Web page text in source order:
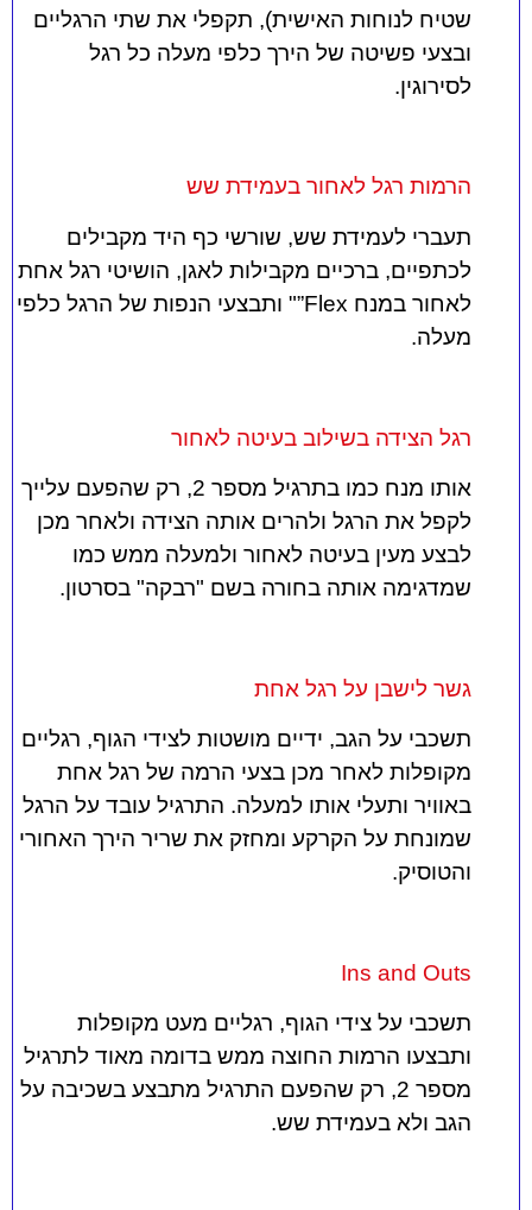
שטיח לנוחות האישית), תקפלי את שתי הרגליים
ובצעי פשיטה של הירך כלפי מעלה כל רגל
לסירוגין.
הרמות רגל לאחור בעמידת שש
תעברי לעמידת שש, שורשי כף היד מקבילים
לכתפיים, ברכיים מקבילות לאגן, הושיטי רגל אחת
לאחור במנח Flex”" ותבצעי הנפות של הרגל כלפי
מעלה.
רגל הצידה בשילוב בעיטה לאחור
אותו מנח כמו בתרגיל מספר 2, רק שהפעם עלייך
לקפל את הרגל ולהרים אותה הצידה ולאחר מכן
לבצע מעין בעיטה לאחור ולמעלה ממש כמו
שמדגימה אותה בחורה בשם "רבקה" בסרטון.
גשר לישבן על רגל אחת
תשכבי על הגב, ידיים מושטות לצידי הגוף, רגליים
מקופלות לאחר מכן בצעי הרמה של רגל אחת
באוויר ותעלי אותו למעלה. התרגיל עובד על הרגל
שמונחת על הקרקע ומחזק את שריר הירך האחורי
והטוסיק.
Ins and Outs
תשכבי על צידי הגוף, רגליים מעט מקופלות
ותבצעו הרמות החוצה ממש בדומה מאוד לתרגיל
מספר 2, רק שהפעם התרגיל מתבצע בשכיבה על
הגב ולא בעמידת שש.